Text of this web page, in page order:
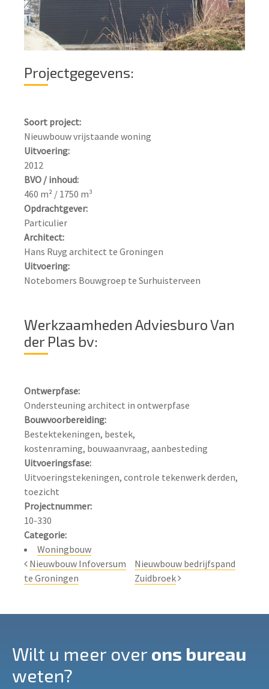
Projectgegevens:
Soort project:
Uitvoering:
BVO / inhoud:
Opdrachtgever:
Architect:
Uitvoering:
Notebomers Bouwgroep te Surhuisterveen
Werkzaamheden Adviesburo Van
der Plas bv:
Ontwerpfase:
Bouwvoorbereiding:
Bestektekeningen, bestek,
Uitvoeringsfase:
Uitvoeringstekeningen, controle tekenwerk derden,
Projectnummer:
Categorie:
Woningbouw
Nieuwbouw bedrijfspand
Zuidbroek
Nieuwbouw Infoversum
te Groningen
Wilt u meer overons bureau
weten?